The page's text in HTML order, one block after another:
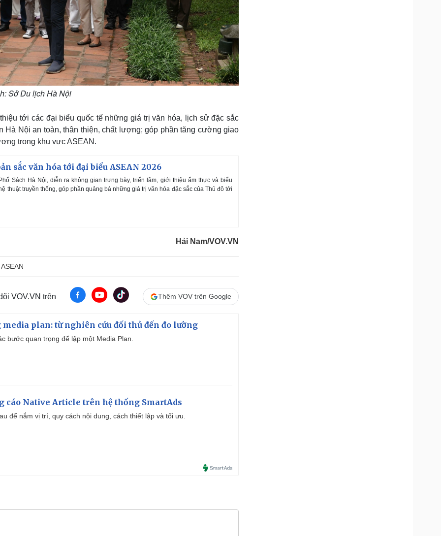
Sở Du lịch Hà Nội
tới các đại biểu quốc tế những giá trị văn hóa, lịch sử đặc sắc
Hà Nội an toàn, thân thiện, chất lượng; góp phần tăng cường giao
trong khu vực ASEAN.
sắc văn hóa tới đại biểu ASEAN 2026
Sách Hà Nội, diễn ra không gian trưng bày, triển lãm, giới thiệu ẩm thực và biểu
thuật truyền thống, góp phần quảng bá những giá trị văn hóa đặc sắc của Thủ đô tới
Hải Nam/VOV.VN
ASEAN
VOV.VN trên Thêm VOV trên Google
media plan: từ nghiên cứu đối thủ đến đo lường
bước quan trọng để lập một Media Plan.
cáo Native Article trên hệ thống SmartAds
để nắm vị trí, quy cách nội dung, cách thiết lập và tối ưu.